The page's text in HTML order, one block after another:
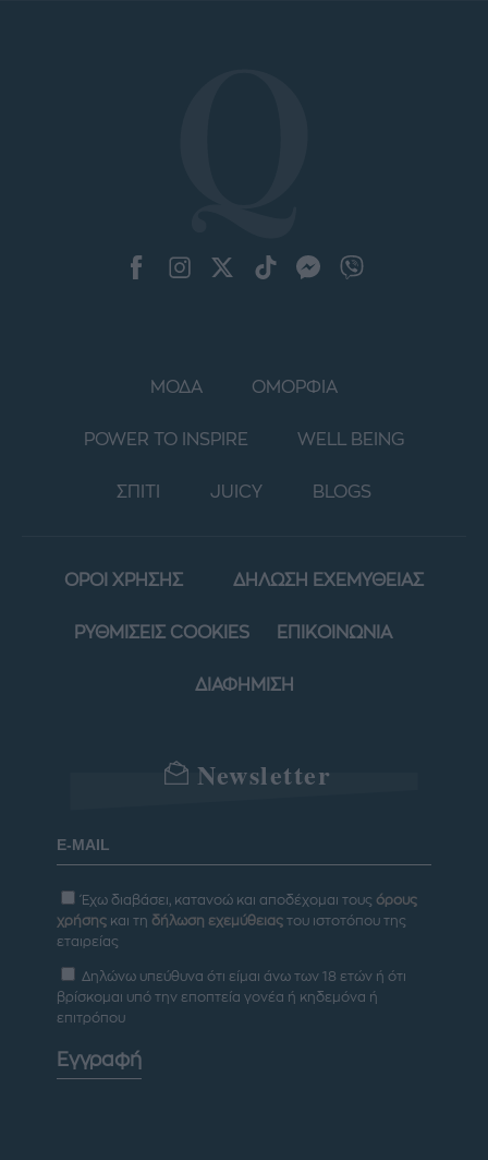
ΜΟΔΑ ΟΜΟΡΦΙΑ
POWER TO INSPIRE WELL BEING
ΣΠΙΤΙ JUICY BLOGS
ΟΡΟΙ ΧΡΗΣΗΣ ΔΗΛΩΣΗ ΕΧΕΜΥΘΕΙΑΣ
ΡΥΘΜΙΣΕΙΣ COOKIES ΕΠΙΚΟΙΝΩΝΙΑ
ΔΙΑΦΗΜΙΣΗ
Newsletter
Έχω διαβάσει, κατανοώ και αποδέχομαι τους όρους
χρήσης και τη δήλωση εχεμύθειας του ιστοτόπου της
εταιρείας
Δηλώνω υπεύθυνα ότι είμαι άνω των 18 ετών ή ότι
βρίσκομαι υπό την εποπτεία γονέα ή κηδεμόνα ή
επιτρόπου
Εγγραφή